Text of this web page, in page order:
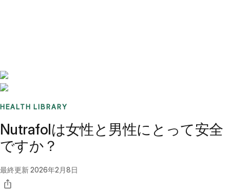
HEALTH LIBRARY
Nutrafolは女性と男性にとって安全
ですか？
最終更新2026年2月8日